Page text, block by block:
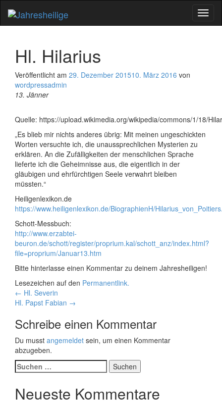
Hl. Hilarius
Veröffentlicht am 29. Dezember 201510. März 2016 von
wordpressadmin
13. Jänner
Quelle: https://upload.wikimedia.org/wikipedia/commons/1/18/
„Es blieb mir nichts anderes übrig: Mit meinen ungeschickten
Worten versuchte ich, die unaussprechlichen Mysterien zu
erklären. An die Zufälligkeiten der menschlichen Sprache
lieferte ich die Geheimnisse aus, die eigentlich in der
gläubigen und ehrfürchtigen Seele verwahrt bleiben
müssten.“
Heiligenlexikon.de
https://www.heiligenlexikon.de/BiographienH/
Schott-Messbuch:
http://www.erzabtei-
beuron.de/schott/register/proprium.kal/schott_anz/index.html?
file=proprium/Januar13.htm
Bitte hinterlasse einen Kommentar zu deinem Jahresheiligen!
Lesezeichen auf den Permanentlink.
Beitragsnavigation
← Hl. Severin
Hl. Papst Fabian →
Schreibe einen Kommentar
Du musst angemeldet sein, um einen Kommentar
abzugeben.
Suchen
nach:
Neueste Kommentare